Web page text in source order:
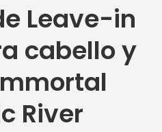
Leave-in
cabello y
River